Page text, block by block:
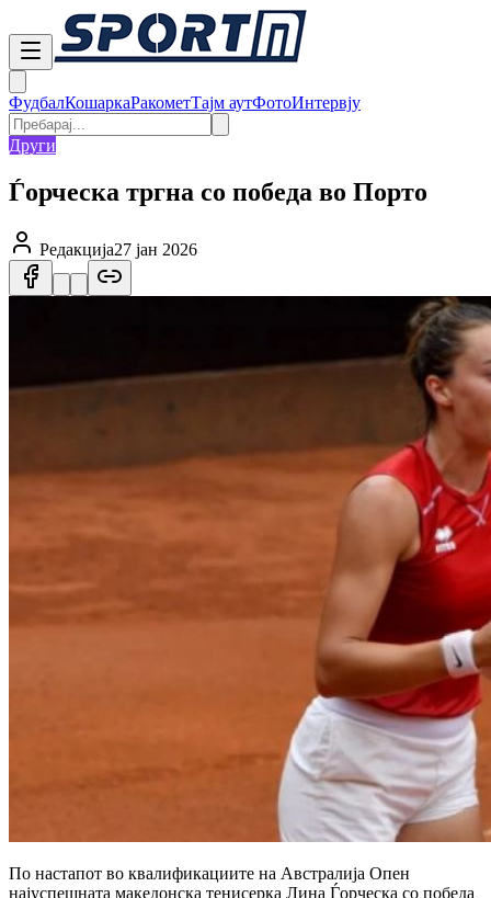
ФудбалКошаркаРакометТајм аутФотоИнтервју
Други
Ѓорческа тргна со победа во Порто
Редакција27 јан 2026
По настапот во квалификациите на Австралија Опен
најуспешната македонска тенисерка Лина Ѓорческа со победа